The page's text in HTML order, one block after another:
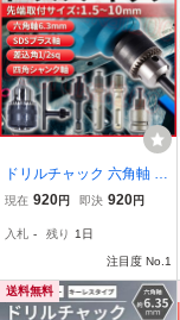
ドリルチャック 六角軸 S
DSプラスビット アダプタ
電動ドリル ヘッド 変換 6.
35 1/2sq 12.7mm 差込角
四角軸 20UNF
現在 920円 即決 920円
入札 - 残り 1日
注目度 No.1
送料無料